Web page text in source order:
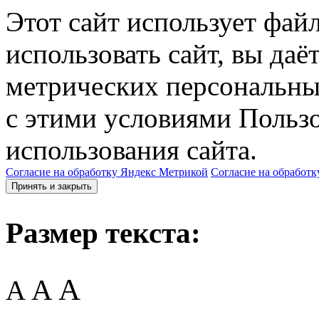
Этот сайт использует
использовать сайт, вы
метрических
с этими условиями
использования сайта.
Согласие на обработку Яндекс Метрикой Согласие на
Принять и закрыть
Размер текста:
A AA